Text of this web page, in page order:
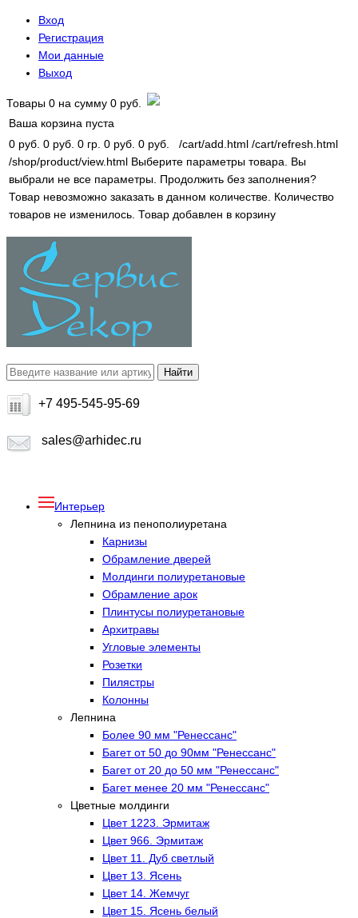
Вход
Регистрация
Мои данные
Выход
Товары 0 на сумму 0 руб.
Ваша корзина пуста
0 руб. 0 руб. 0 гр. 0 руб. 0 руб. /cart/add.html /cart/refresh.html
/shop/product/view.html Выберите параметры товара.
Вы
выбрали не все параметры. Продолжить без заполнения?
Товар невозможно заказать в данном количестве. Количество
товаров не изменилось. Товар добавлен в корзину
+7 495-545-95-69
sales@arhidec.ru
Интерьер
Лепнина из пенополиуретана
Карнизы
Обрамление дверей
Молдинги полиуретановые
Обрамление арок
Плинтусы полиуретановые
Архитравы
Угловые элементы
Розетки
Пилястры
Колонны
Лепнина
Более 90 мм "Ренессанс"
Багет от 50 до 90мм "Ренессанс"
Багет от 20 до 50 мм "Ренессанс"
Багет менее 20 мм "Ренессанс"
Цветные молдинги
Цвет 1223. Эрмитаж
Цвет 966. Эрмитаж
Цвет 11. Дуб светлый
Цвет 13. Ясень
Цвет 14. Жемчуг
Цвет 15. Ясень белый